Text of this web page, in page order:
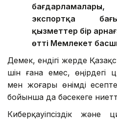
экспортқа
қызметтер бір
өтті Мемлекет
Демек, ендігі жерде
үшін ғана емес,
мен жоғары өнімді
бойынша да бәсекеге
Киберқауіпсіздік және